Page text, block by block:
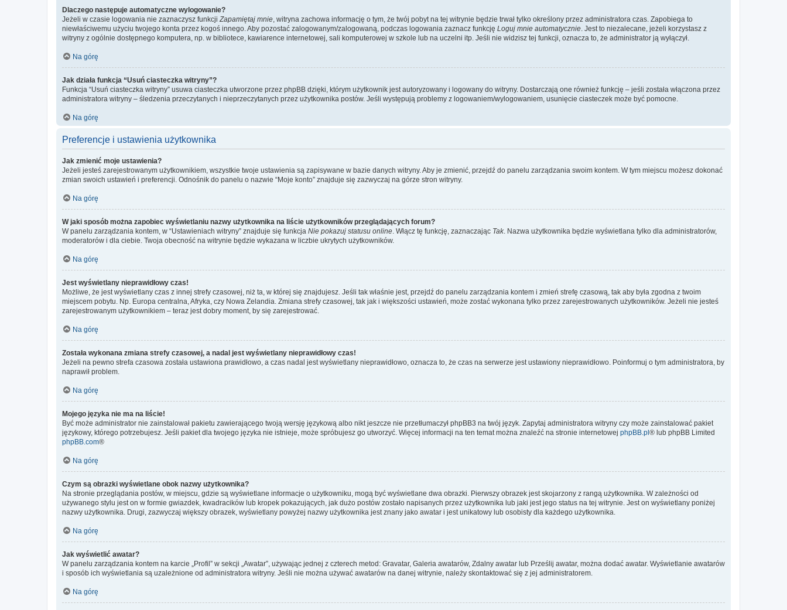
Dlaczego następuje automatyczne wylogowanie?
Jeżeli w czasie logowania nie zaznaczysz funkcji Zapamiętaj mnie , witryna zachowa informację o tym, że twój pobyt na tej witrynie będzie trwał tylko określony przez administratora czas. Zapobiega to
niewłaściwemu użyciu twojego konta przez kogoś innego. Aby pozostać zalogowanym/zalogowaną, podczas logowania zaznacz funkcję Loguj mnie automatycznie . Jest to niezalecane, jeżeli korzystasz z
witryny z ogólnie dostępnego komputera, np. w bibliotece, kawiarence internetowej, sali komputerowej w szkole lub na uczelni itp. Jeśli nie widzisz tej funkcji, oznacza to, że administrator ją wyłączył.
Na górę
Jak działa funkcja “Usuń ciasteczka witryny”?
Funkcja “Usuń ciasteczka witryny” usuwa ciasteczka utworzone przez phpBB dzięki, którym użytkownik jest autoryzowany i logowany do witryny. Dostarczają one również funkcję – jeśli została włączona przez
administratora witryny – śledzenia przeczytanych i nieprzeczytanych przez użytkownika postów. Jeśli występują problemy z logowaniem/wylogowaniem, usunięcie ciasteczek może być pomocne.
Na górę
Preferencje i ustawienia użytkownika
Jak zmienić moje ustawienia?
Jeżeli jesteś zarejestrowanym użytkownikiem, wszystkie twoje ustawienia są zapisywane w bazie danych witryny. Aby je zmienić, przejdź do panelu zarządzania swoim kontem. W tym miejscu możesz dokonać
zmian swoich ustawień i preferencji. Odnośnik do panelu o nazwie “Moje konto” znajduje się zazwyczaj na górze stron witryny.
Na górę
W jaki sposób można zapobiec wyświetlaniu nazwy użytkownika na liście użytkowników przeglądających forum?
W panelu zarządzania kontem, w “Ustawieniach witryny” znajduje się funkcja Nie pokazuj statusu online . Włącz tę funkcję, zaznaczając Tak. Nazwa użytkownika będzie wyświetlana tylko dla administratorów,
moderatorów i dla ciebie. Twoja obecność na witrynie będzie wykazana w liczbie ukrytych użytkowników.
Na górę
Jest wyświetlany nieprawidłowy czas!
Możliwe, że jest wyświetlany czas z innej strefy czasowej, niż ta, w której się znajdujesz. Jeśli tak właśnie jest, przejdź do panelu zarządzania kontem i zmień strefę czasową, tak aby była zgodna z twoim
miejscem pobytu. Np. Europa centralna, Afryka, czy Nowa Zelandia. Zmiana strefy czasowej, tak jak i większości ustawień, może zostać wykonana tylko przez zarejestrowanych użytkowników. Jeżeli nie jesteś
zarejestrowanym użytkownikiem – teraz jest dobry moment, by się zarejestrować.
Na górę
Została wykonana zmiana strefy czasowej, a nadal jest wyświetlany nieprawidłowy czas!
Jeżeli na pewno strefa czasowa została ustawiona prawidłowo, a czas nadal jest wyświetlany nieprawidłowo, oznacza to, że czas na serwerze jest ustawiony nieprawidłowo. Poinformuj o tym administratora, by
naprawił problem.
Na górę
Mojego języka nie ma na liście!
Być może administrator nie zainstalował pakietu zawierającego twoją wersję językową albo nikt jeszcze nie przetłumaczył phpBB3 na twój język. Zapytaj administratora witryny czy może zainstalować pakiet
językowy, którego potrzebujesz. Jeśli pakiet dla twojego języka nie istnieje, może spróbujesz go utworzyć. Więcej informacji na ten temat można znaleźć na stronie internetowej phpBB.pl® lub phpBB Limited
phpBB.com®
Na górę
Czym są obrazki wyświetlane obok nazwy użytkownika?
Na stronie przeglądania postów, w miejscu, gdzie są wyświetlane informacje o użytkowniku, mogą być wyświetlane dwa obrazki. Pierwszy obrazek jest skojarzony z rangą użytkownika. W zależności od
używanego stylu jest on w formie gwiazdek, kwadracików lub kropek pokazujących, jak dużo postów zostało napisanych przez użytkownika lub jaki jest jego status na tej witrynie. Jest on wyświetlany poniżej
nazwy użytkownika. Drugi, zazwyczaj większy obrazek, wyświetlany powyżej nazwy użytkownika jest znany jako awatar i jest unikatowy lub osobisty dla każdego użytkownika.
Na górę
Jak wyświetlić awatar?
W panelu zarządzania kontem na karcie „Profil” w sekcji „Awatar”, używając jednej z czterech metod: Gravatar, Galeria awatarów, Zdalny awatar lub Prześlij awatar, można dodać awatar. Wyświetlanie awatarów
i sposób ich wyświetlania są uzależnione od administratora witryny. Jeśli nie można używać awatarów na danej witrynie, należy skontaktować się z jej administratorem.
Na górę